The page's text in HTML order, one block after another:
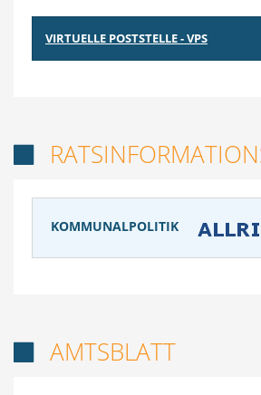
VIRTUELLE POSTSTELLE - VPS
KOMMUNALPOLITIK
AMTSBLATT